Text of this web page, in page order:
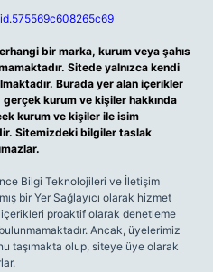
bir marka, kurum veya şahıs
Sitede yalnızca kendi
Burada yer alan içerikler
kurum ve kişiler hakkında
kurum ve kişiler ile isim
Sitemizdeki bilgiler taslak
Bilgi Teknolojileri ve İletişim
bir Yer Sağlayıcı olarak hizmet
proaktif olarak denetleme
Ancak, üyelerimiz
taşımakta olup, siteye üye olarak